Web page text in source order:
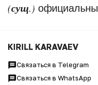
(сущ.)
KIRILL KARAVAEV
Связаться в Telegram
Связаться в WhatsApp